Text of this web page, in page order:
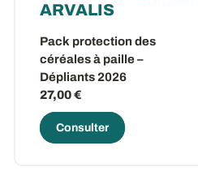
ARVALIS
Pack protection des
céréales à paille –
Dépliants 2026
27,00 €
Consulter